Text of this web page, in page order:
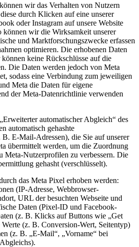
wir das Verhalten von Nutzern
durch Klicken auf eine unserer
oder Instagram auf unsere Website
können wir die Wirksamkeit unserer
und Marktforschungszwecke erfassen
optimieren. Die erhobenen Daten
keine Rückschlüsse auf die
Die Daten werden jedoch von Meta
sodass eine Verbindung zum jeweiligen
Meta die Daten für eigene
der Meta-Datenrichtlinie verwenden
automatischer Abgleich“ des
automatisch gehashte
E-Mail-Adressen), die Sie auf unserer
übermittelt werden, um die Zuordnung
Meta-Nutzerprofilen zu verbessern. Die
gehasht (verschlüsselt).
das Meta Pixel erhoben werden:
(IP-Adresse, Webbrowser-
URL der besuchten Webseite und
Daten (Pixel-ID und Facebook-
(z. B. Klicks auf Buttons wie „Get
(z. B. Conversion-Wert, Seitentyp)
(z. B. „E-Mail“, „Vorname“ bei